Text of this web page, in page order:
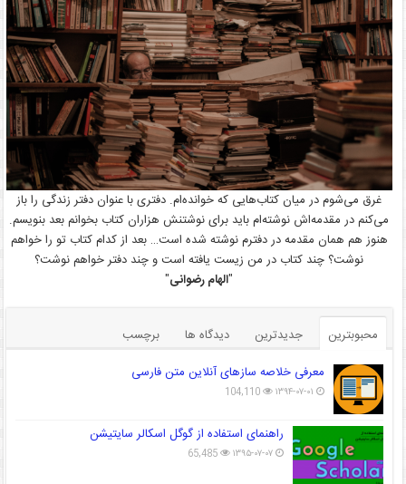
غرق می‌شوم در میان کتاب‌هایی که خوانده‌ام. دفتری با عنوان دفتر زندگی را باز
می‌کنم در مقدمه‌اش نوشته‌ام باید برای نوشتنش هزاران کتاب بخوانم بعد بنویسم.
هنوز هم همان مقدمه در دفترم نوشته شده است… بعد از کدام کتاب تو را خواهم
نوشت؟ چند کتاب در من زیست یافته است و چند دفتر خواهم نوشت؟
"الهام رضوانی"
محبوبترین جدیدترین دیدگاه ها
برچسب
معرفی خلاصه سازهای آنلاین متن فارسی
۱۳۹۴-۰۷-۰۱ 104,110
راهنمای استفاده از گوگل اسکالر سایتیشن
۱۳۹۵-۰۷-۰۷ 65,485